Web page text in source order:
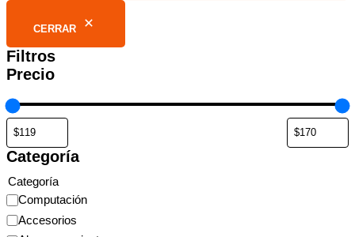
CERRAR
Filtros
Precio
Categoría
Categoría
Computación
Accesorios